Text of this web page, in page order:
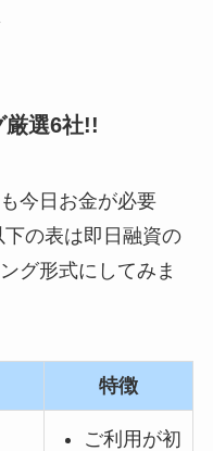
厳選6社!!
今日お金が必要
の表は即日融資の
グ形式にしてみま
特徴
ご利用が初